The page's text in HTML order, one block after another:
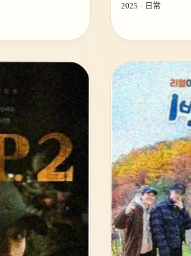
2025 · 日常